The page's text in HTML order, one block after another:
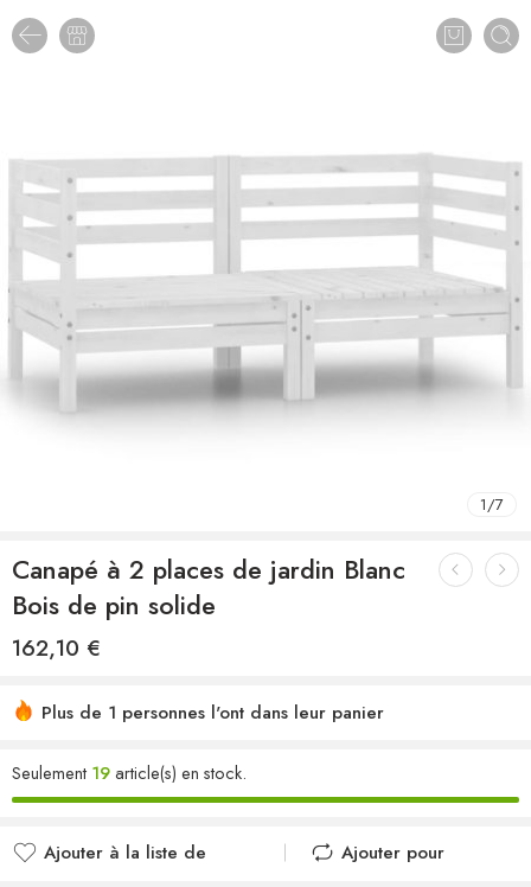
1/7
Canapé à 2 places de jardin Blanc
Bois de pin solide
162,10 €
Plus de 1 personnes l'ont dans leur panier
Seulement 19article(s) en stock.
Ajouter à la liste de
Ajouter pour